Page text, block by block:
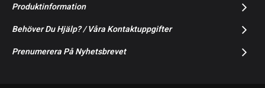
Produktinformation
Behöver Du Hjälp? / Våra Kontaktuppgifter
Prenumerera På Nyhetsbrevet